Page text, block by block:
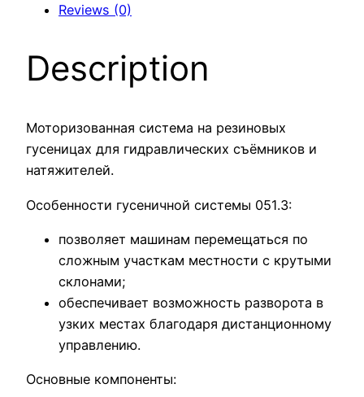
Reviews (0)
Description
Моторизованная система на резиновых
гусеницах для гидравлических съёмников и
натяжителей.
Особенности гусеничной системы 051.3:
позволяет машинам перемещаться по
сложным участкам местности с крутыми
склонами;
обеспечивает возможность разворота в
узких местах благодаря дистанционному
управлению.
Основные компоненты: